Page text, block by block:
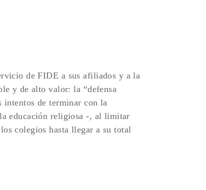
de FIDE a sus afiliados y a la
y de alto valor: la “defensa
intentos de terminar con la
educación religiosa -, al limitar
colegios hasta llegar a su total